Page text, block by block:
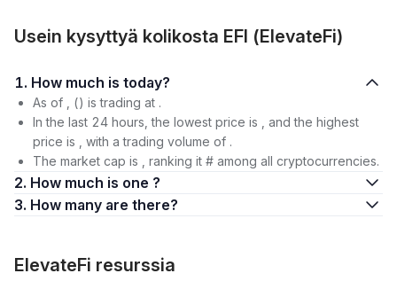
Usein kysyttyä kolikosta EFI (ElevateFi)
1. How much is today?
As of , () is trading at .
In the last 24 hours, the lowest price is , and the highest
price is , with a trading volume of .
The market cap is , ranking it # among all cryptocurrencies.
2. How much is one ?
3. How many are there?
ElevateFi resurssia